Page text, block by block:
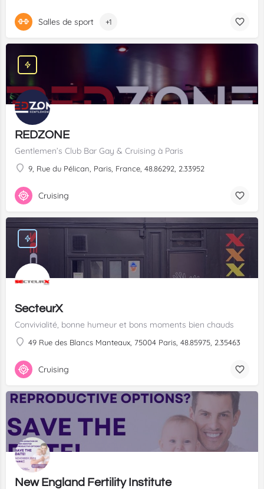
Salles de sport +1
REDZONE
Gentlemen’s Club Bar Gay & Cruising à Paris
9, Rue du Pélican, Paris, France, 48.86292, 2.33952
Cruising
SecteurX
Convivialité, bonne humeur et bons moments bien chauds
49 Rue des Blancs Manteaux, 75004 Paris, 48.85975, 2.35463
Cruising
New England Fertility Institute